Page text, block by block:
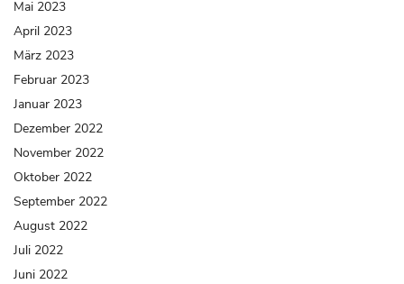
Mai 2023
April 2023
März 2023
Februar 2023
Januar 2023
Dezember 2022
November 2022
Oktober 2022
September 2022
August 2022
Juli 2022
Juni 2022